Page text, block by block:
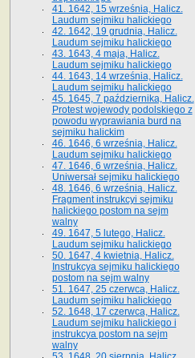
41. 1642, 15 września, Halicz.
Laudum sejmiku halickiego
42. 1642, 19 grudnia, Halicz.
Laudum sejmiku halickiego
43. 1643, 4 maja, Halicz.
Laudum sejmiku halickiego
44. 1643, 14 września, Halicz.
Laudum sejmiku halickiego
45. 1645, 7 października, Halicz.
Protest wojewody podolskiego z
powodu wyprawiania burd na
sejmiku halickim
46. 1646, 6 września, Halicz.
Laudum sejmiku halickiego
47. 1646, 6 września, Halicz.
Uniwersał sejmiku halickiego
48. 1646, 6 września, Halicz.
Fragment instrukcyi sejmiku
halickiego postom na sejm
walny
49. 1647, 5 lutego, Halicz.
Laudum sejmiku halickiego
50. 1647, 4 kwietnia, Halicz.
Instrukcya sejmiku halickiego
postom na sejm walny
51. 1647, 25 czerwca, Halicz.
Laudum sejmiku halickiego
52. 1648, 17 czerwca, Halicz.
Laudum sejmiku halickiego i
instrukcya postom na sejm
walny